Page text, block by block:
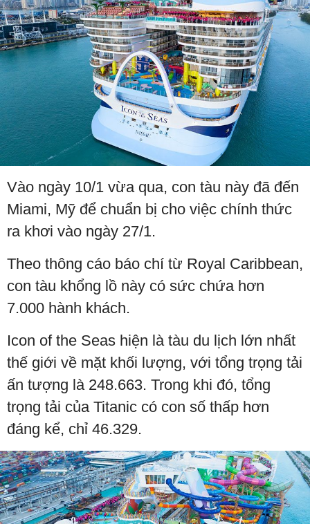
Vào ngày 10/1 vừa qua, con tàu này đã đến
Miami, Mỹ để chuẩn bị cho việc chính thức
ra khơi vào ngày 27/1.
Theo thông cáo báo chí từ Royal Caribbean,
con tàu khổng lồ này có sức chứa hơn
7.000 hành khách.
Icon of the Seas hiện là tàu du lịch lớn nhất
thế giới về mặt khối lượng, với tổng trọng tải
ấn tượng là 248.663. Trong khi đó, tổng
trọng tải của Titanic có con số thấp hơn
đáng kể, chỉ 46.329.